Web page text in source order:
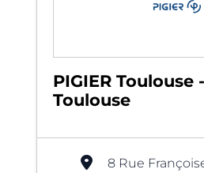
PIGIER Toulouse
Toulouse
8 Rue